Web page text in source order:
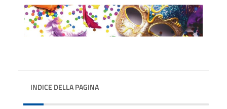
INDICE DELLA PAGINA